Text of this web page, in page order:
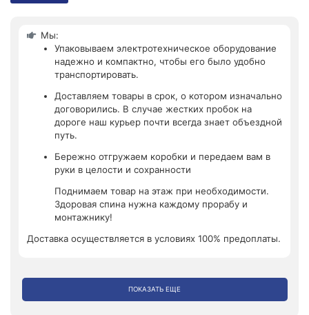
Мы:
Упаковываем электротехническое оборудование
надежно и компактно, чтобы его было удобно
транспортировать.
Доставляем товары в срок, о котором изначально
договорились. В случае жестких пробок на
дороге наш курьер почти всегда знает объездной
путь.
Бережно отгружаем коробки и передаем вам в
руки в целости и сохранности
Поднимаем товар на этаж при необходимости.
Здоровая спина нужна каждому прорабу и
монтажнику!
Доставка осуществляется в условиях 100% предоплаты.
ПОКАЗАТЬ ЕЩЕ